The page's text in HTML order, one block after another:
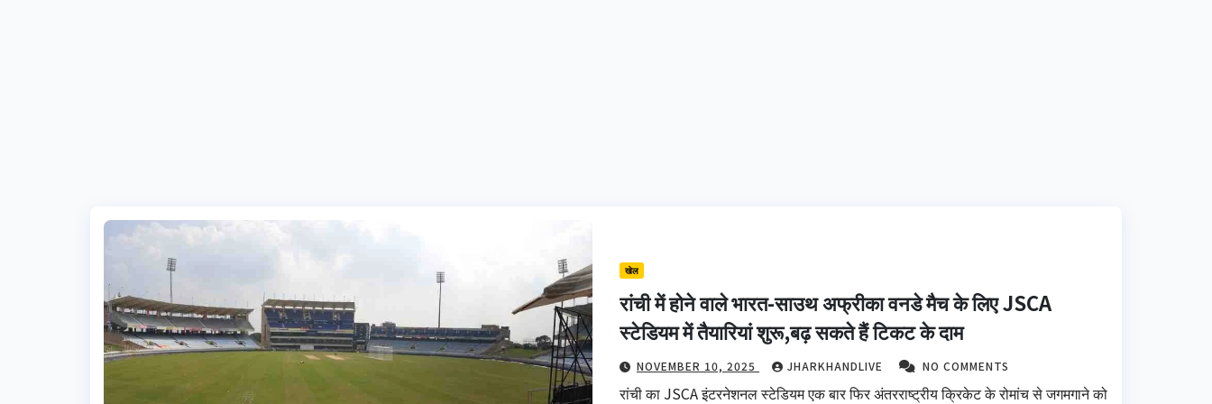
खेल
रांची में होने वाले भारत-साउथ अफ्रीका वनडे मैच के लिए JSCA
स्टेडियम में तैयारियां शुरू,बढ़ सकते हैं टिकट के दाम
NOVEMBER 10, 2025 JHARKHANDLIVE NO COMMENTS
रांची का JSCA इंटरनेशनल स्टेडियम एक बार फिर अंतरराष्ट्रीय क्रिकेट के रोमांच से जगमगाने को